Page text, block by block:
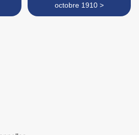
octobre 1910 >